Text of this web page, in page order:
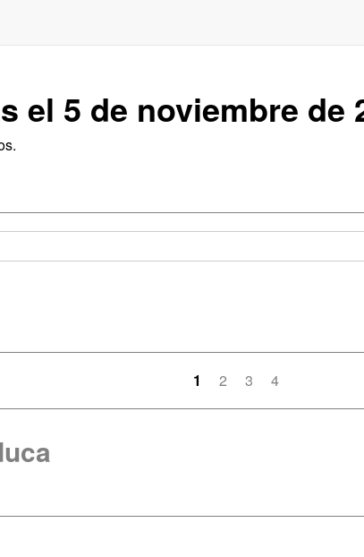
el 5 de noviembre de
1 2 3 4